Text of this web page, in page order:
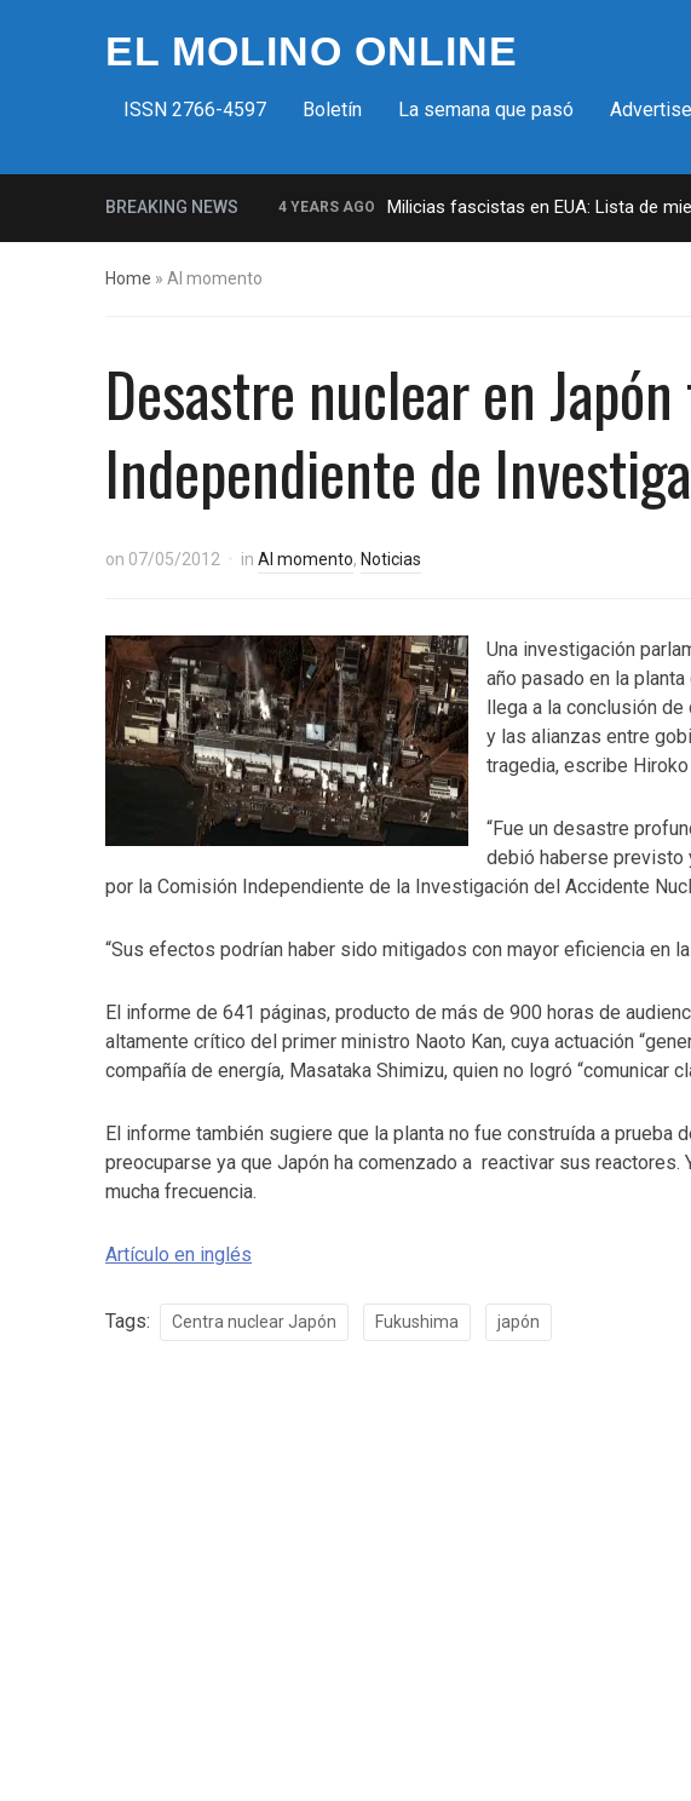
EL MOLINO ONLINE
ISSN 2766-4597 Boletín La semana que pasó Advertise
BREAKING NEWS 4 YEARS AGO Milicias fascistas en EUA: Lista de
La increíble y descarada historia del congresista
¡Finalmente! Cámara de Representantes obtiene
¡Culpable! Jurado en Washington D.C. falla en
Home » Al momento
Desastre nuclear en
Independiente de
on 07/05/2012 in Al momento, Noticias
Una investigación
año pasado en la
llega a la conclusión
y las alianzas entre
tragedia, escribe Hiroko
“Fue un desastre
debió haberse previsto
por la Comisión Independiente de la Investigación del Accidente
“Sus efectos podrían haber sido mitigados con mayor eficiencia en
El informe de 641 páginas, producto de más de 900 horas de
altamente crítico del primer ministro Naoto Kan, cuya actuación
compañía de energía, Masataka Shimizu, quien no logró “comunicar
El informe también sugiere que la planta no fue construída a prueba
preocuparse ya que Japón ha comenzado a reactivar sus reactores.
mucha frecuencia.
Artículo en inglés
Tags: Centra nuclear Japón Fukushima japón